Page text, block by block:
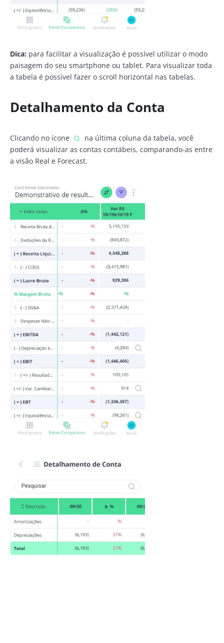
Dica: para facilitar a visualização é possível utilizar o modo
paisagem do seu smartphone ou tablet. Para visualizar toda
a tabela é possível fazer o scroll horizontal nas tabelas.
Detalhamento da Conta
Clicando no ícone
na última coluna da tabela, você
poderá visualizar as contas contábeis, comparando-as entre
a visão Real e Forecast.